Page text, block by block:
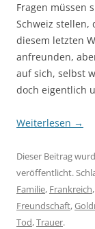
Fragen müssen
Schweiz stellen,
diesem letzten
anfreunden,
auf sich, selbst
doch eigentlich
Weiterlesen →
Dieser Beitrag
veröffentlicht.
Familie, Frankreich,
Freundschaft,
Tod,Trauer.